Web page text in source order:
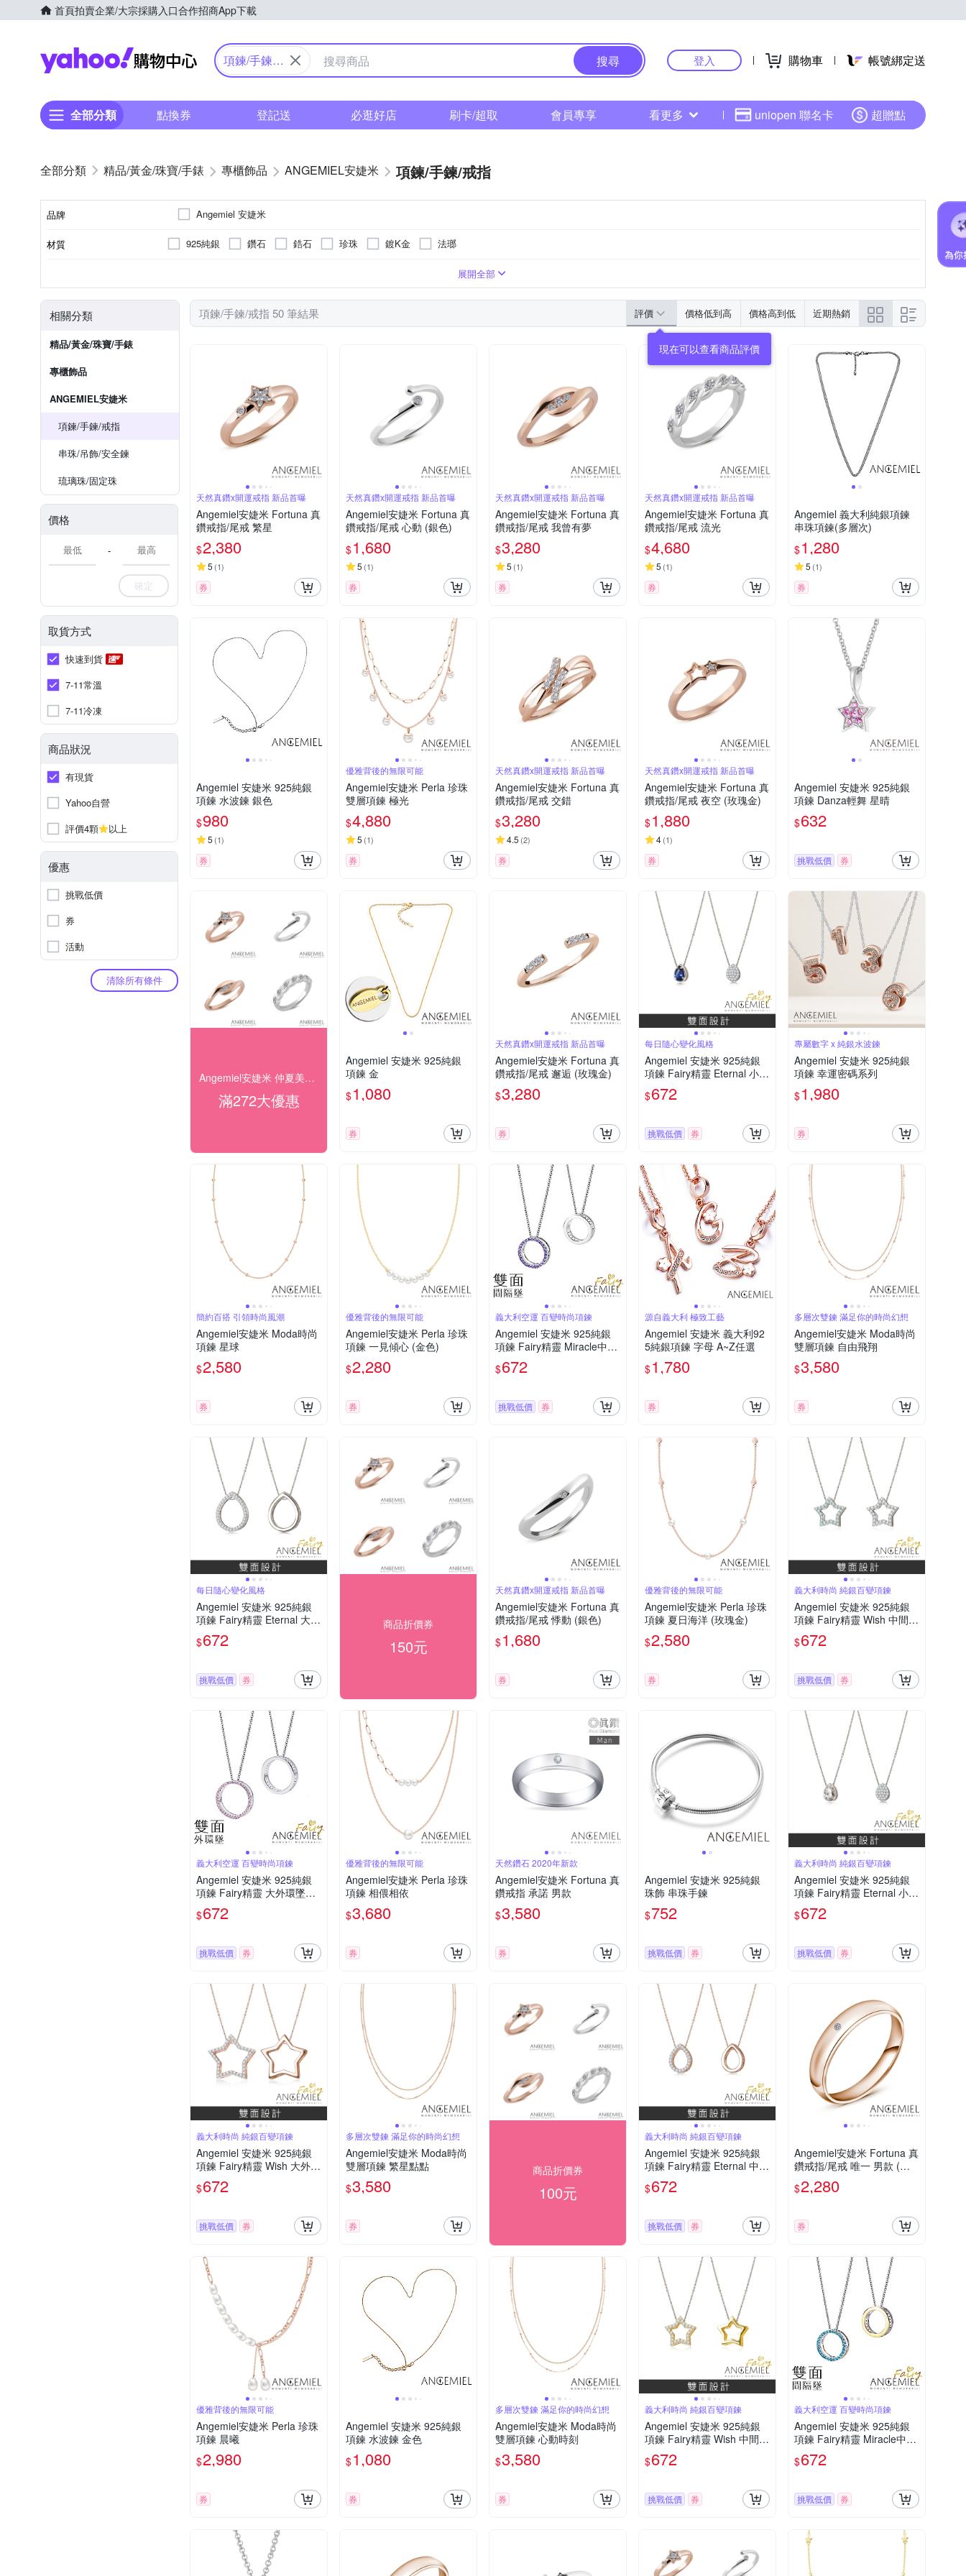
首頁拍賣企業/大宗採購入口合作招商App下載
Yahoo購物中心
項鍊/手鍊/
搜尋 登入 購物車 帳號綁定送
全部分類 點換券 登記送 必逛好店 刷卡/超取 會員專享 看更多 uniopen 聯名卡 超贈點
精品/黃金/珠寶/手錶 專櫃飾品 ANGEMIEL安婕米 項鍊/手鍊/戒指
品牌 Angemiel 安婕米
材質 925純銀 鑽石 鋯石 珍珠 鍍K金 法瑯
對戒
展開全部
相關分類
精品/黃金/珠寶/手錶
專櫃飾品
ANGEMIEL安婕米
項鍊/手鍊/戒指
串珠/吊飾/安全鍊
琉璃珠/固定珠
價格
-
確定
取貨方式
快速到貨
7-11常溫
7-11冷凍
商品狀況
有現貨
Yahoo自營
評價4顆
以上
優惠
挑戰低價
券
活動
清除所有條件
項鍊/手鍊/戒指 50 筆結果 評價 價格低到高 價格高到低 近期熱銷
天然真鑽x開運戒指 新品首曝
Angemiel安婕米 Fortuna 真
鑽戒指/尾戒 繁星
$2,380
5 (1)
券
天然真鑽x開運戒指 新品首曝
Angemiel安婕米 Fortuna 真
鑽戒指/尾戒 心動 (銀色)
$1,680
5 (1)
券
天然真鑽x開運戒指 新品首曝
Angemiel安婕米 Fortuna 真
鑽戒指/尾戒 我曾有夢
$3,280
5 (1)
券
天然真鑽x開運戒指 新品首曝
Angemiel安婕米 Fortuna 真
鑽戒指/尾戒 流光
$4,680
5 (1)
券
Angemiel 義大利純銀項鍊
串珠項鍊(多層次)
$1,280
5 (1)
券
Angemiel 安婕米 925純銀
項鍊 水波鍊 銀色
$980
5 (1)
券
優雅背後的無限可能
Angemiel安婕米 Perla 珍珠
雙層項鍊 極光
$4,880
5 (1)
券
天然真鑽x開運戒指 新品首曝
Angemiel安婕米 Fortuna 真
鑽戒指/尾戒 交錯
$3,280
4.5 (2)
券
天然真鑽x開運戒指 新品首曝
Angemiel安婕米 Fortuna 真
鑽戒指/尾戒 夜空 (玫瑰金)
$1,880
4(1)
券
Angemiel 安婕米 925純銀
項鍊 Danza輕舞 星晴
$632
挑戰低價 券
Angemiel安婕米 仲夏美學 精選4折起
滿272大優惠
Angemiel 安婕米 925純銀
項鍊 金
$1,080
券
天然真鑽x開運戒指 新品首曝
Angemiel安婕米 Fortuna 真
鑽戒指/尾戒 邂逅 (玫瑰金)
$3,280
券
每日隨心變化風格
Angemiel 安婕米 925純銀
項鍊 Fairy精靈 Eternal 小中
心墜 藍鑽滿鑽
$672
挑戰低價 券
專屬數字 x 純銀水波鍊
Angemiel 安婕米 925純銀
項鍊 幸運密碼系列
$1,980
券
簡約百搭 引領時尚風潮
Angemiel安婕米 Moda時尚
項鍊 星球
$2,580
券
優雅背後的無限可能
Angemiel安婕米 Perla 珍珠
項鍊 一見傾心 (金色)
$2,280
券
義大利空運 百變時尚項鍊
Angemiel 安婕米 925純銀
項鍊 Fairy精靈 Miracle中間
隔墜(紫鑽.銀)
$672
挑戰低價 券
源自義大利 極致工藝
Angemiel 安婕米 義大利92
5純銀項鍊 字母 A~Z任選
$1,780
券
多層次雙鍊 滿足你的時尚幻想
Angemiel安婕米 Moda時尚
雙層項鍊 自由飛翔
$3,580
券
每日隨心變化風格
Angemiel 安婕米 925純銀
項鍊 Fairy精靈 Eternal 大外
環墜 白鑽.銀
$672
挑戰低價 券
商品折價券
150元
天然真鑽x開運戒指 新品首曝
Angemiel安婕米 Fortuna 真
鑽戒指/尾戒 悸動 (銀色)
$1,680
券
優雅背後的無限可能
Angemiel安婕米 Perla 珍珠
項鍊 夏日海洋 (玫瑰金)
$2,580
券
義大利時尚 純銀百變項鍊
Angemiel 安婕米 925純銀
項鍊 Fairy精靈 Wish 中間隔
墜 藍鑽.白鑽
$672
挑戰低價 券
義大利空運 百變時尚項鍊
Angemiel 安婕米 925純銀
項鍊 Fairy精靈 大外環墜Mir
acle(粉紅鑽.銀)
$672
挑戰低價 券
優雅背後的無限可能
Angemiel安婕米 Perla 珍珠
項鍊 相偎相依
$3,680
券
天然鑽石 2020年新款
Angemiel安婕米 Fortuna 真
鑽戒指 承諾 男款
$3,580
券
Angemiel 安婕米 925純銀
珠飾 串珠手鍊
$752
挑戰低價 券
義大利時尚 純銀百變項鍊
Angemiel 安婕米 925純銀
項鍊 Fairy精靈 Eternal 小中
心墜 白鑽滿鑽
$672
挑戰低價 券
義大利時尚 純銀百變項鍊
Angemiel 安婕米 925純銀
項鍊 Fairy精靈 Wish 大外環
墜 白鑽.玫瑰金
$672
挑戰低價 券
多層次雙鍊 滿足你的時尚幻想
Angemiel安婕米 Moda時尚
雙層項鍊 繁星點點
$3,580
券
商品折價券
100元
義大利時尚 純銀百變項鍊
Angemiel 安婕米 925純銀
項鍊 Fairy精靈 Eternal 中間
隔墜 白鑽玫金
$672
挑戰低價 券
Angemiel安婕米 Fortuna 真
鑽戒指/尾戒 唯一 男款 (玫
瑰金)
$2,280
券
優雅背後的無限可能
Angemiel安婕米 Perla 珍珠
項鍊 晨曦
$2,980
券
Angemiel 安婕米 925純銀
項鍊 水波鍊 金色
$1,080
券
多層次雙鍊 滿足你的時尚幻想
Angemiel安婕米 Moda時尚
雙層項鍊 心動時刻
$3,580
券
義大利時尚 純銀百變項鍊
Angemiel 安婕米 925純銀
項鍊 Fairy精靈 Wish 中間隔
墜 白鑽.金
$672
挑戰低價 券
義大利空運 百變時尚項鍊
Angemiel 安婕米 925純銀
項鍊 Fairy精靈 Miracle中間
隔墜(藍鑽.金)
$672
挑戰低價 券